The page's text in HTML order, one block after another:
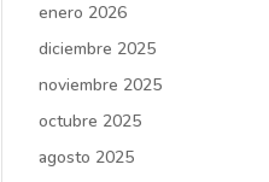
enero 2026
diciembre 2025
noviembre 2025
octubre 2025
agosto 2025